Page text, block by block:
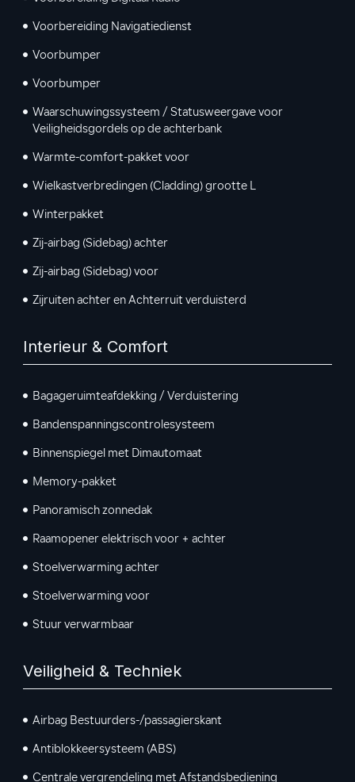
Voorbereiding Navigatiedienst
Voorbumper
Voorbumper
Waarschuwingssysteem / Statusweergave voor
Veiligheidsgordels op de achterbank
Warmte-comfort-pakket voor
Wielkastverbredingen (Cladding) grootte L
Winterpakket
Zij-airbag (Sidebag) achter
Zij-airbag (Sidebag) voor
Zijruiten achter en Achterruit verduisterd
Interieur & Comfort
Bagageruimteafdekking / Verduistering
Bandenspanningscontrolesysteem
Binnenspiegel met Dimautomaat
Memory-pakket
Panoramisch zonnedak
Raamopener elektrisch voor + achter
Stoelverwarming achter
Stoelverwarming voor
Stuur verwarmbaar
Veiligheid & Techniek
Airbag Bestuurders-/passagierskant
Antiblokkeersysteem (ABS)
Centrale vergrendeling met Afstandsbediening